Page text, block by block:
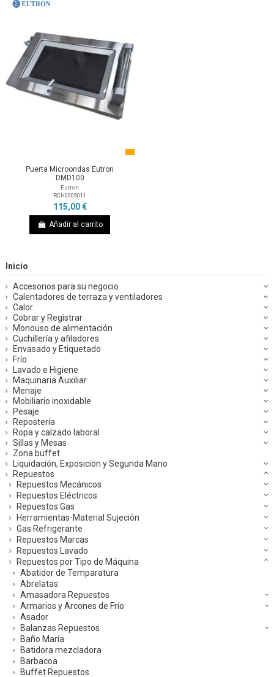
Puerta Microondas Eutron
DMD100
Eutron
RCH0009011
115,00 €
Añadir al carrito
Inicio
Accesorios para su negocio
Calentadores de terraza y ventiladores
Calor
Cobrar y Registrar
Monouso de alimentación
Cuchillería y afiladores
Envasado y Etiquetado
Frío
Lavado e Higiene
Maquinaria Auxiliar
Menaje
Mobiliario inoxidable
Pesaje
Repostería
Ropa y calzado laboral
Sillas y Mesas
Zona buffet
Liquidación, Exposición y Segunda Mano
Repuestos
Repuestos Mecánicos
Repuestos Eléctricos
Repuestos Gas
Herramientas-Material Sujeción
Gas Refrigerante
Repuestos Marcas
Repuestos Lavado
Repuestos por Tipo de Máquina
Abatidor de Temparatura
Abrelatas
Amasadora Repuestos
Armarios y Arcones de Frío
Asador
Balanzas Repuestos
Baño María
Batidora mezcladora
Barbacoa
Buffet Repuestos